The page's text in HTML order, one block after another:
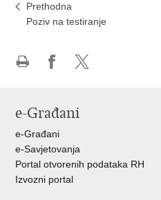
Prethodna
Poziv na testiranje
Facebooku
X-
e-Građani
e-Građani
e-Savjetovanja
Portal otvorenih podataka RH
Izvozni portal